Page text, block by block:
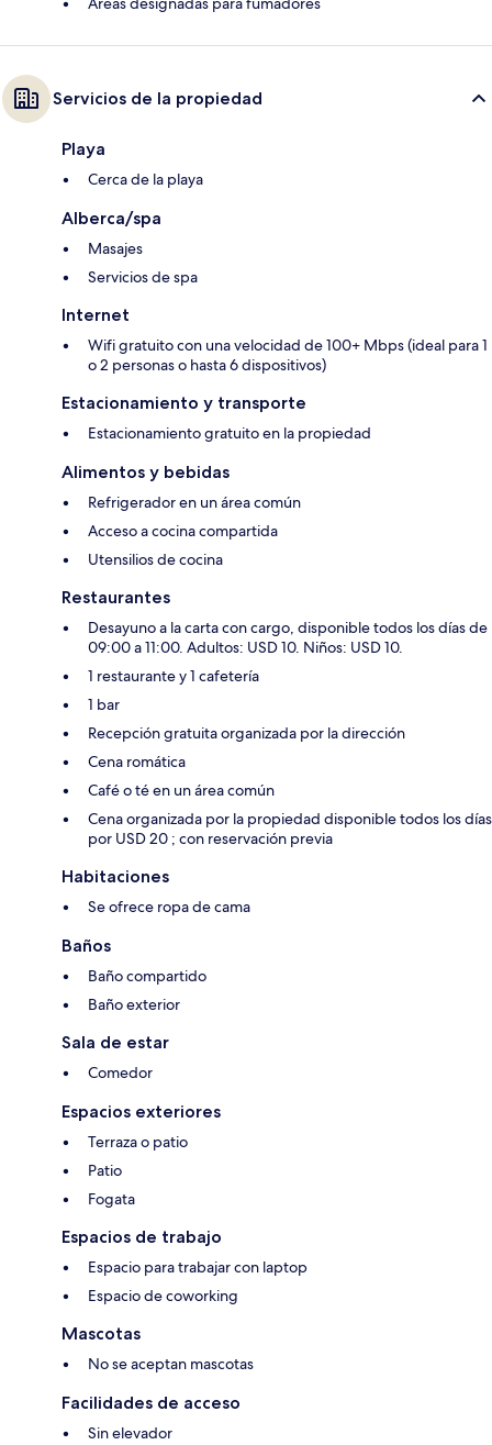
Servicios de la propiedad
Playa
Cerca de la playa
Alberca/spa
Masajes
Servicios de spa
Internet
Wifi gratuito con una velocidad de 100+ Mbps (ideal para 1
o 2 personas o hasta 6 dispositivos)
Estacionamiento y transporte
Estacionamiento gratuito en la propiedad
Alimentos y bebidas
Refrigerador en un área común
Acceso a cocina compartida
Utensilios de cocina
Restaurantes
Desayuno a la carta con cargo, disponible todos los días de
09:00 a 11:00. Adultos: USD 10. Niños: USD 10.
1 restaurante y 1 cafetería
1 bar
Recepción gratuita organizada por la dirección
Cena romática
Café o té en un área común
Cena organizada por la propiedad disponible todos los días
por USD 20 ; con reservación previa
Habitaciones
Se ofrece ropa de cama
Baños
Baño compartido
Baño exterior
Sala de estar
Comedor
Espacios exteriores
Terraza o patio
Patio
Fogata
Espacios de trabajo
Espacio para trabajar con laptop
Espacio de coworking
Mascotas
No se aceptan mascotas
Facilidades de acceso
Sin elevador